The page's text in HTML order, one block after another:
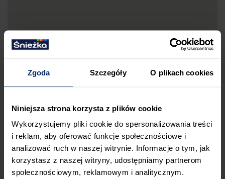
Zgoda Szczegóły O plikach cookies
Niniejsza strona korzysta z plików cookie
Wykorzystujemy pliki cookie do spersonalizowania treści
i reklam, aby oferować funkcje społecznościowe i
analizować ruch w naszej witrynie. Informacje o tym, jak
korzystasz z naszej witryny, udostępniamy partnerom
społecznościowym, reklamowym i analitycznym.
ZGŁOŚ BŁĄD
PRZED WIZYTĄ W SKLEPIE POLECAMY: